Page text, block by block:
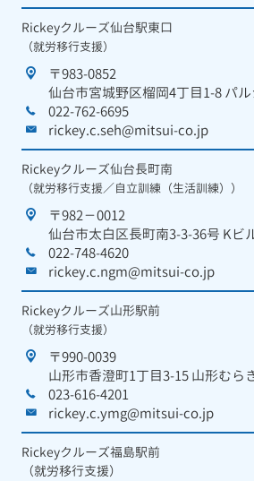
Rickeyクルーズ仙台駅東口
（就労移行支援）
〒983-0852
仙台市宮城野区榴岡4丁目1-8 パ
022-762-6695
rickey.c.seh@mitsui-co.jp
Rickeyクルーズ仙台長町南
（就労移行支援／自立訓練（生活訓練））
〒982－0012
仙台市太白区長町南3-3-36号 Kビ
022-748-4620
rickey.c.ngm@mitsui-co.jp
Rickeyクルーズ山形駅前
（就労移行支援）
〒990-0039
山形市香澄町1丁目3-15 山形むら
023-616-4201
rickey.c.ymg@mitsui-co.jp
Rickeyクルーズ福島駅前
（就労移行支援）